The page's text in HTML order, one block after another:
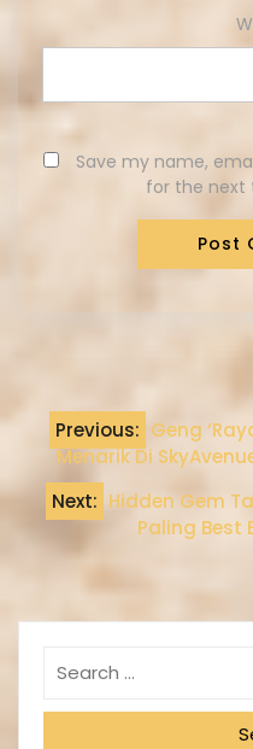
Save my name,
for the next
Previous: Geng
Menarik Di
Next: Hidden Gem
Paling Best